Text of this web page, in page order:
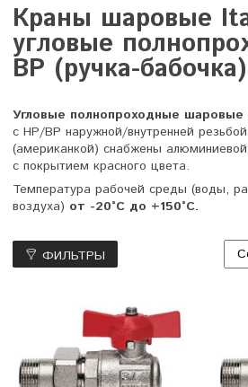
Краны шаровые
угловые
ВР (ручка-бабочка)
Угловые полнопроходные
с НР/ВР наружной/внутренней резьбой
(американкой) снабжены
с покрытием красного цвета.
Температура рабочей среды (воды,
воздуха) от -20°C до +150°C.
ФИЛЬТРЫ